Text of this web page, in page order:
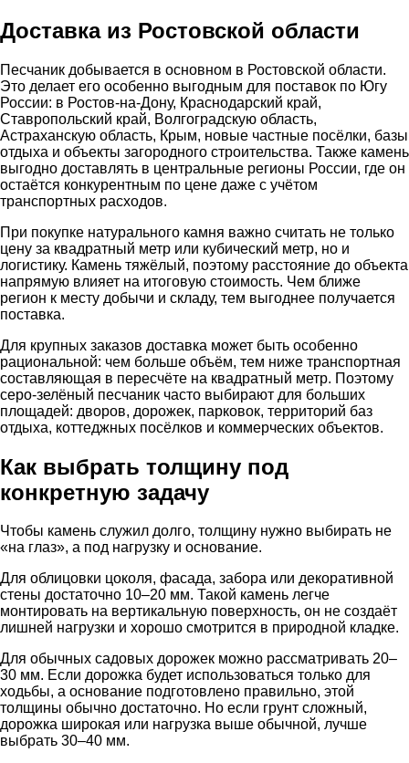
Доставка из Ростовской области
Песчаник добывается в основном в Ростовской области.
Это делает его особенно выгодным для поставок по Югу
России: в Ростов-на-Дону, Краснодарский край,
Ставропольский край, Волгоградскую область,
Астраханскую область, Крым, новые частные посёлки, базы
отдыха и объекты загородного строительства. Также камень
выгодно доставлять в центральные регионы России, где он
остаётся конкурентным по цене даже с учётом
транспортных расходов.
При покупке натурального камня важно считать не только
цену за квадратный метр или кубический метр, но и
логистику. Камень тяжёлый, поэтому расстояние до объекта
напрямую влияет на итоговую стоимость. Чем ближе
регион к месту добычи и складу, тем выгоднее получается
поставка.
Для крупных заказов доставка может быть особенно
рациональной: чем больше объём, тем ниже транспортная
составляющая в пересчёте на квадратный метр. Поэтому
серо-зелёный песчаник часто выбирают для больших
площадей: дворов, дорожек, парковок, территорий баз
отдыха, коттеджных посёлков и коммерческих объектов.
Как выбрать толщину под
конкретную задачу
Чтобы камень служил долго, толщину нужно выбирать не
«на глаз», а под нагрузку и основание.
Для облицовки цоколя, фасада, забора или декоративной
стены достаточно 10–20 мм. Такой камень легче
монтировать на вертикальную поверхность, он не создаёт
лишней нагрузки и хорошо смотрится в природной кладке.
Для обычных садовых дорожек можно рассматривать 20–
30 мм. Если дорожка будет использоваться только для
ходьбы, а основание подготовлено правильно, этой
толщины обычно достаточно. Но если грунт сложный,
дорожка широкая или нагрузка выше обычной, лучше
выбрать 30–40 мм.